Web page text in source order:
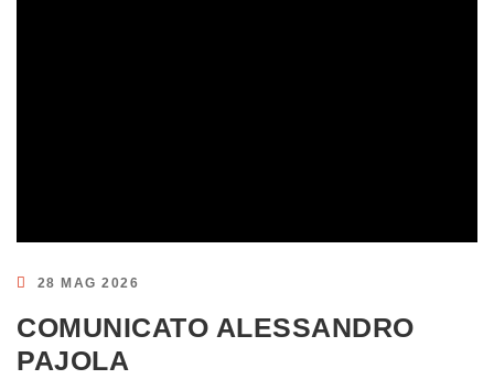
28 MAG 2026
COMUNICATO ALESSANDRO
PAJOLA